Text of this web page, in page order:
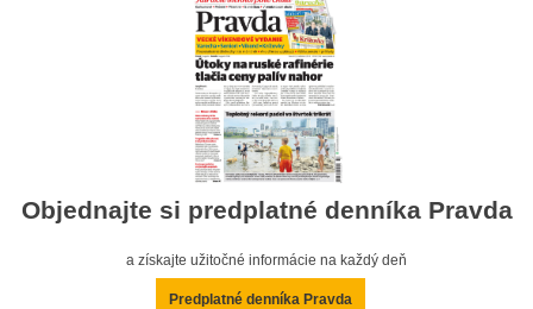
Objednajte si predplatné denníka Pravda
a získajte užitočné informácie na každý deň
Predplatné denníka Pravda